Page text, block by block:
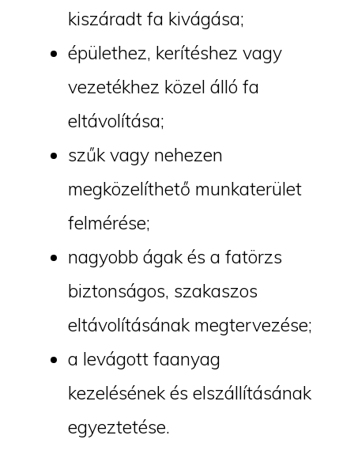
kiszáradt fa kivágása;
épülethez, kerítéshez vagy
vezetékhez közel álló fa
eltávolítása;
szűk vagy nehezen
megközelíthető munkaterület
felmérése;
nagyobb ágak és a fatörzs
biztonságos, szakaszos
eltávolításának megtervezése;
a levágott faanyag
kezelésének és elszállításának
egyeztetése.